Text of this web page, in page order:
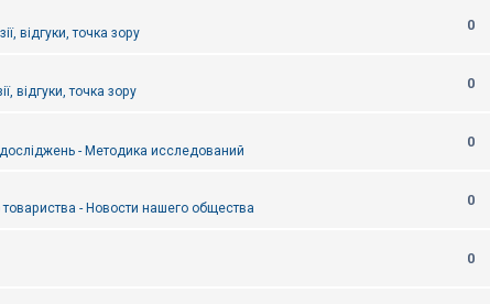
відгуки, точка зору 0
відгуки, точка зору 0
- Методика исследований
0
- Новости нашего общества 0
0